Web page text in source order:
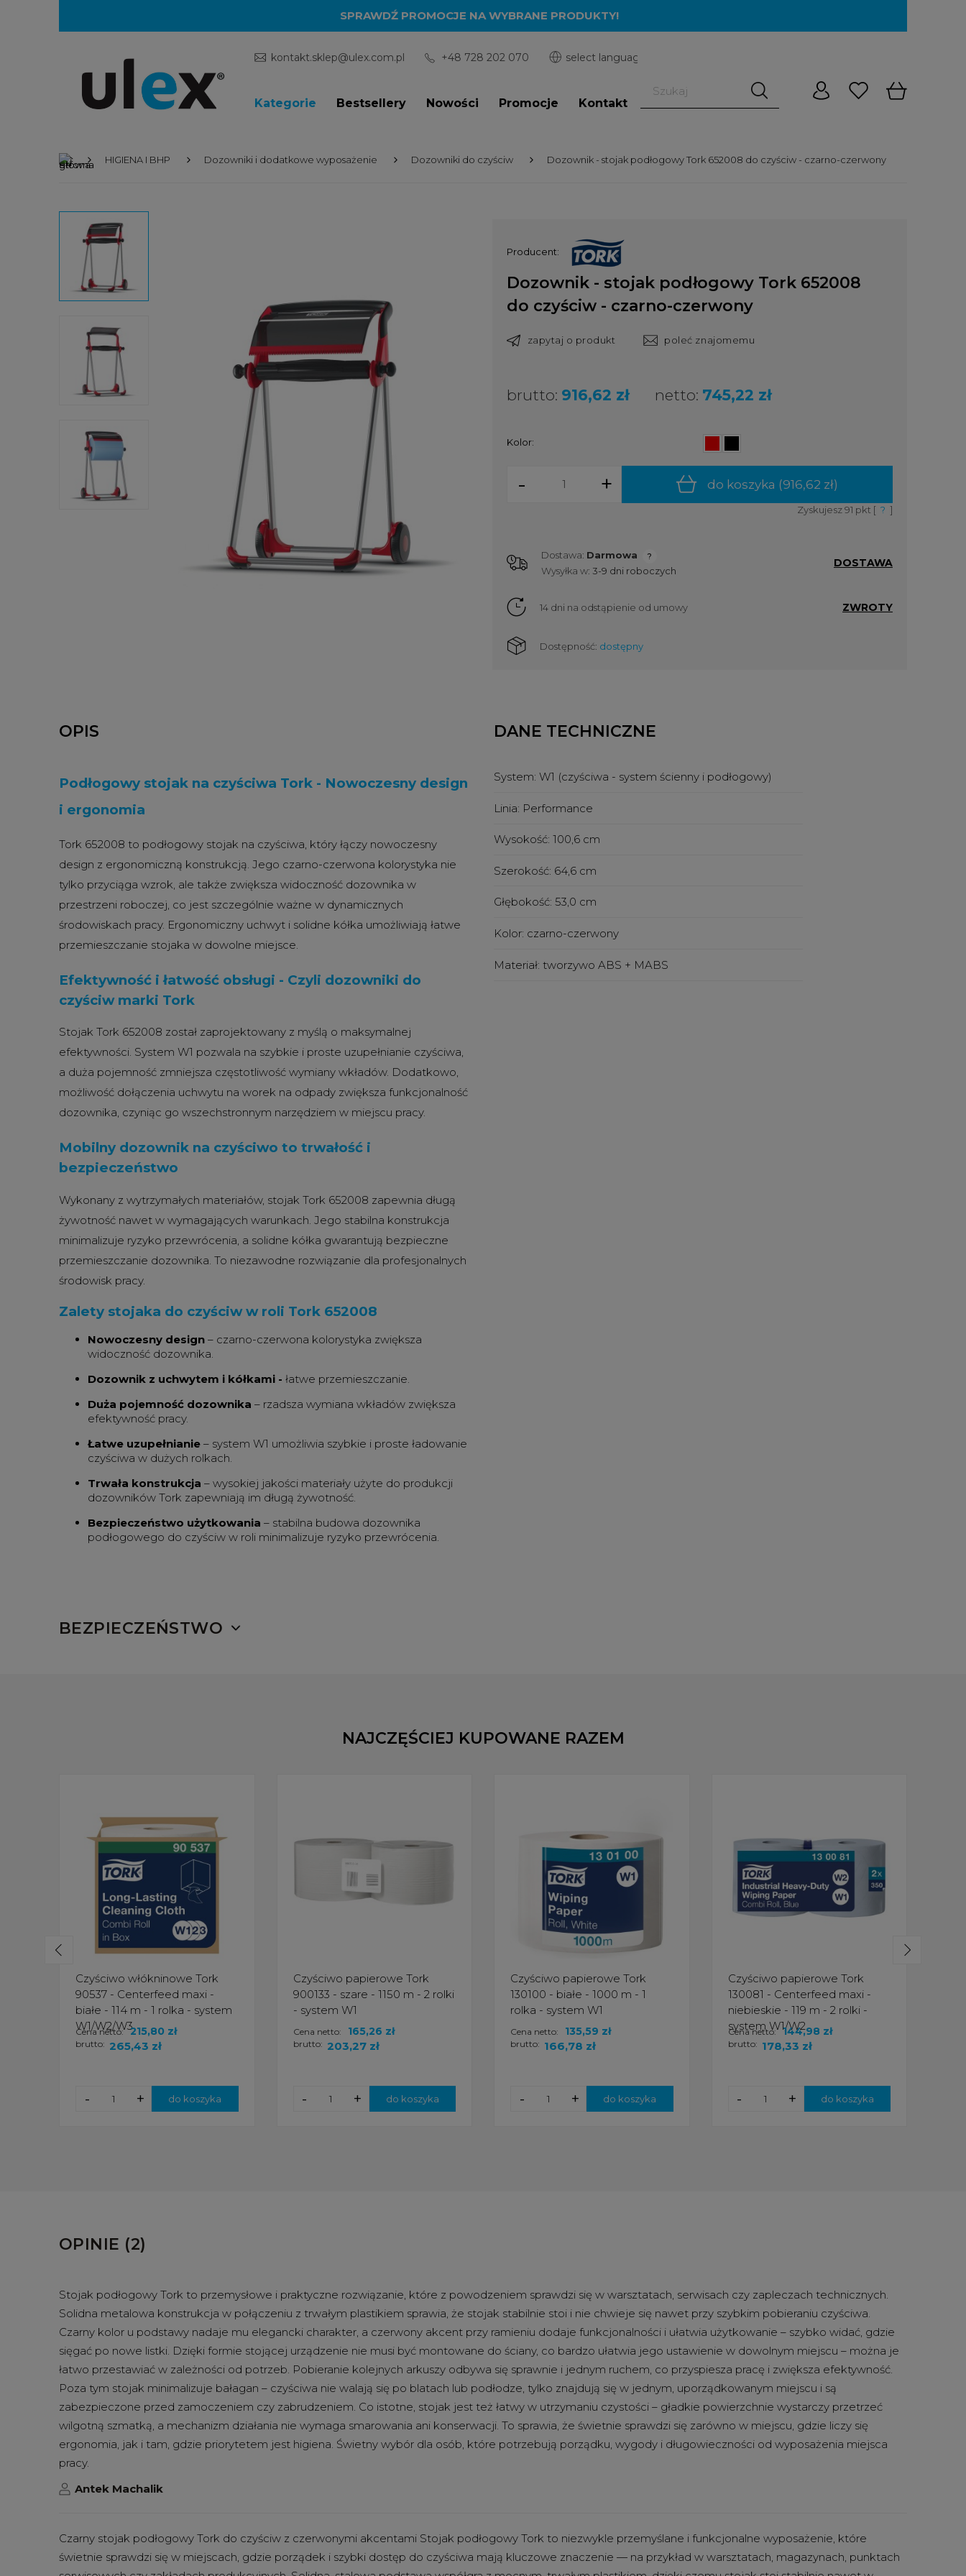
SPRAWDŹ PROMOCJE NA WYBRANE PRODUKTY!
kontakt.sklep@ulex.com.pl +48 728 202 070
Kategorie Bestsellery Nowości Promocje Kontakt
HIGIENA I BHP Dozowniki i dodatkowe wyposażenie Dozowniki do czyściw Dozownik - stojak podłogowy Tork 652008 do czyściw - czarno-czerwony
Producent:
Dozownik - stojak podłogowy Tork 652008
do czyściw - czarno-czerwony
zapytaj o produkt poleć znajomemu
brutto: 916,62 zł netto: 745,22 zł
Kolor:
+
- do koszyka (916,62 zł)
Zyskujesz91 pkt [ ? ]
Dostawa: Darmowa
kosztów płatności
Wysyłka w: 3-9 dni roboczych
DOSTAWA
14 dni na odstąpienie od umowy ZWROTY
Dostępność: dostępny
OPIS
Podłogowy stojak na czyściwa Tork - Nowoczesny design
i ergonomia
Tork 652008 to podłogowy stojak na czyściwa, który łączy nowoczesny
design z ergonomiczną konstrukcją. Jego czarno-czerwona kolorystyka nie
tylko przyciąga wzrok, ale także zwiększa widoczność dozownika w
przestrzeni roboczej, co jest szczególnie ważne w dynamicznych
środowiskach pracy. Ergonomiczny uchwyt i solidne kółka umożliwiają łatwe
przemieszczanie stojaka w dowolne miejsce.
Efektywność i łatwość obsługi - Czyli dozowniki do
czyściw marki Tork
Stojak Tork 652008 został zaprojektowany z myślą o maksymalnej
efektywności. System W1 pozwala na szybkie i proste uzupełnianie czyściwa,
a duża pojemność zmniejsza częstotliwość wymiany wkładów. Dodatkowo,
możliwość dołączenia uchwytu na worek na odpady zwiększa funkcjonalność
dozownika, czyniąc go wszechstronnym narzędziem w miejscu pracy.
Mobilny dozownik na czyściwo to trwałość i
bezpieczeństwo
Wykonany z wytrzymałych materiałów, stojak Tork 652008 zapewnia długą
żywotność nawet w wymagających warunkach. Jego stabilna konstrukcja
minimalizuje ryzyko przewrócenia, a solidne kółka gwarantują bezpieczne
przemieszczanie dozownika. To niezawodne rozwiązanie dla profesjonalnych
środowisk pracy.
Zalety stojaka do czyściw w roli Tork 652008
Nowoczesny design – czarno-czerwona kolorystyka zwiększa
widoczność dozownika.
Dozownik z uchwytem i kółkami - łatwe przemieszczanie.
Duża pojemność dozownika – rzadsza wymiana wkładów zwiększa
efektywność pracy.
Łatwe uzupełnianie – system W1 umożliwia szybkie i proste ładowanie
czyściwa w dużych rolkach.
Trwała konstrukcja – wysokiej jakości materiały użyte do produkcji
dozowników Tork zapewniają im długą żywotność.
Bezpieczeństwo użytkowania – stabilna budowa dozownika
podłogowego do czyściw w roli minimalizuje ryzyko przewrócenia.
DANE TECHNICZNE
System: W1 (czyściwa - system ścienny i podłogowy)
Linia: Performance
Wysokość: 100,6 cm
Szerokość: 64,6 cm
Głębokość: 53,0 cm
Kolor: czarno-czerwony
Materiał: tworzywo ABS + MABS
BEZPIECZEŃSTWO
NAJCZĘŚCIEJ KUPOWANE RAZEM
Czyściwo włókninowe Tork
90537 - Centerfeed maxi -
białe - 114 m - 1 rolka - system
W1/W2/W3
brutto: 265,43 zł
Cena netto: 215,80 zł
+
- do koszyka
Czyściwo papierowe Tork
900133 - szare - 1150 m - 2 rolki
- system W1
brutto: 203,27 zł
Cena netto: 165,26 zł
+
- do koszyka
Czyściwo papierowe Tork
130100 - białe - 1000 m - 1
rolka - system W1
brutto: 166,78 zł
Cena netto: 135,59 zł
+
- do koszyka
Czyściwo papierowe Tork
130081 - Centerfeed maxi -
niebieskie - 119 m - 2 rolki -
system W1/W2
brutto: 178,33 zł
Cena netto: 144,98 zł
+
- do koszyka
OPINIE (2)
Stojak podłogowy Tork to przemysłowe i praktyczne rozwiązanie, które z powodzeniem sprawdzi się w warsztatach, serwisach czy zapleczach technicznych.
Solidna metalowa konstrukcja w połączeniu z trwałym plastikiem sprawia, że stojak stabilnie stoi i nie chwieje się nawet przy szybkim pobieraniu czyściwa.
Czarny kolor u podstawy nadaje mu elegancki charakter, a czerwony akcent przy ramieniu dodaje funkcjonalności i ułatwia użytkowanie – szybko widać, gdzie
sięgać po nowe listki. Dzięki formie stojącej urządzenie nie musi być montowane do ściany, co bardzo ułatwia jego ustawienie w dowolnym miejscu – można je
łatwo przestawiać w zależności od potrzeb. Pobieranie kolejnych arkuszy odbywa się sprawnie i jednym ruchem, co przyspiesza pracę i zwiększa efektywność.
Poza tym stojak minimalizuje bałagan – czyściwa nie walają się po blatach lub podłodze, tylko znajdują się w jednym, uporządkowanym miejscu i są
zabezpieczone przed zamoczeniem czy zabrudzeniem. Co istotne, stojak jest też łatwy w utrzymaniu czystości – gładkie powierzchnie wystarczy przetrzeć
wilgotną szmatką, a mechanizm działania nie wymaga smarowania ani konserwacji. To sprawia, że świetnie sprawdzi się zarówno w miejscu, gdzie liczy się
ergonomia, jak i tam, gdzie priorytetem jest higiena. Świetny wybór dla osób, które potrzebują porządku, wygody i długowieczności od wyposażenia miejsca
pracy.
Antek Machalik
Czarny stojak podłogowy Tork do czyściw z czerwonymi akcentami Stojak podłogowy Tork to niezwykle przemyślane i funkcjonalne wyposażenie, które
świetnie sprawdzi się w miejscach, gdzie porządek i szybki dostęp do czyściwa mają kluczowe znaczenie — na przykład w warsztatach, magazynach, punktach